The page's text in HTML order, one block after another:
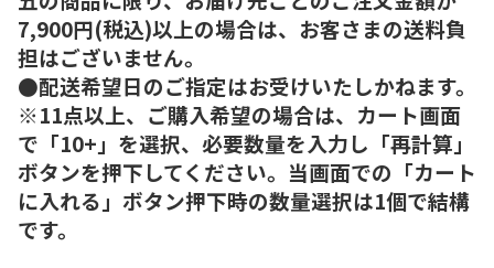
7,900円(税込)以上の場合は、お客さまの送料負
担はございません。
●配送希望日のご指定はお受けいたしかねます。
※11点以上、ご購入希望の場合は、カート画面
で「10+」を選択、必要数量を入力し「再計算」
ボタンを押下してください。当画面での「カート
に入れる」ボタン押下時の数量選択は1個で結構
です。